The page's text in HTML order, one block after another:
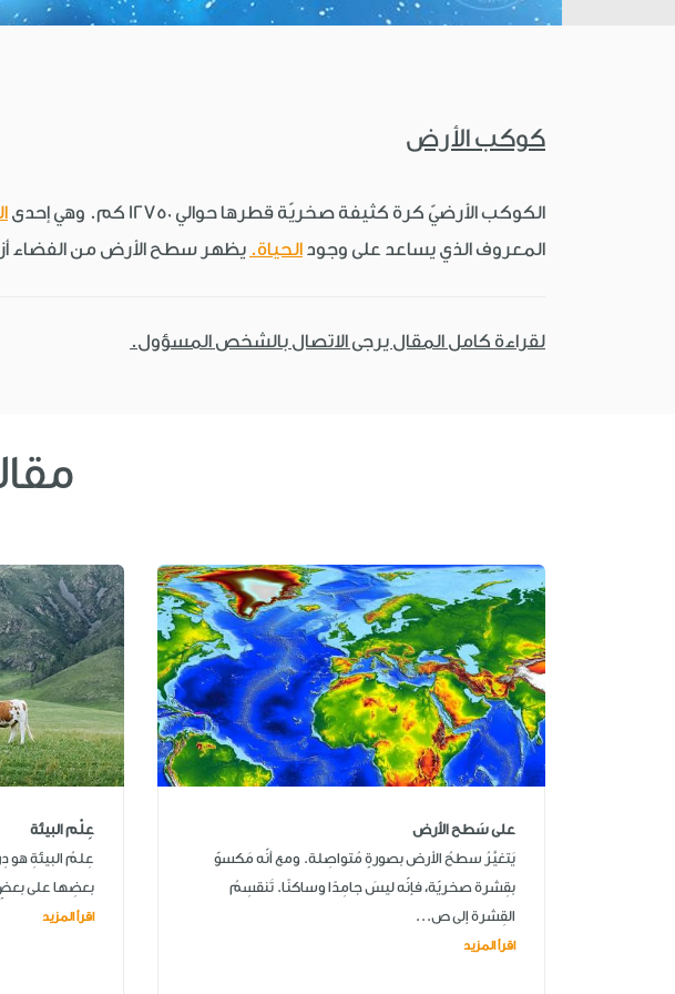
كوكب الأرض
الكوكب الأرضيّ كرة كثيفة صخريّة قطرها حوالي 12750 كم. وهي إحدى
المعروف الذي يساعد على وجود الحياة. يظهر سطح الأرض من الفضاء
لقراءة كامل المقال يرجى الاتصال بالشخص المسؤول.
على سَطح الأرض
يَتغيَّرُ سطحُ الأرض بصورةٍ مُتواصِلة. ومع أنّه مَكسوّ
بقِشرة صخريّة، فإنّه ليسَ جامِدًا وساكنًا. تَنقسِمُ
القِشرة إلى ص...
اقرأ المزيد
عِلْم البيئة
عِلمُ البيئةِ هو
بعضِها على بعضٍ
اقرأ المزيد